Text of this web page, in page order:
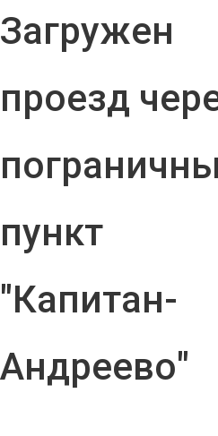
Загружен
проезд
пункт
"Капитан-
Андреево"